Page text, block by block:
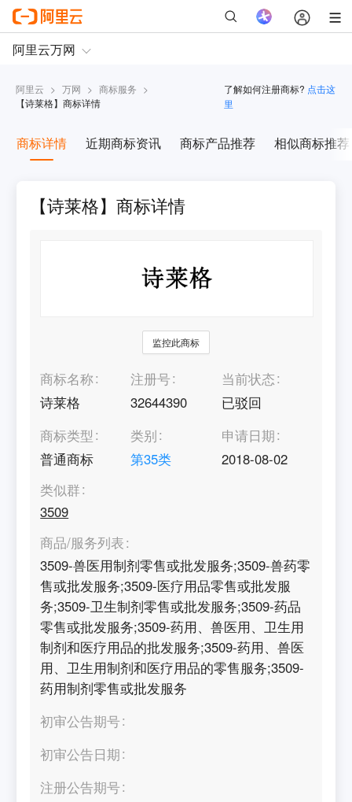
阿里云 > 万网 > 商标服务 >
【诗莱格】商标详情
了解如何注册商标? 点击这
里
商标详情 近期商标资讯 商标产品推荐 相似商标推荐
【诗莱格】商标详情
监控此商标
商标名称
诗莱格
注册号
32644390
当前状态
已驳回
商标类型
普通商标
类别
第35类
申请日期
2018-08-02
类似群
3509
商品/服务列表
3509-兽医用制剂零售或批发服务;3509-兽药零
售或批发服务;3509-医疗用品零售或批发服
务;3509-卫生制剂零售或批发服务;3509-药品
零售或批发服务;3509-药用、兽医用、卫生用
制剂和医疗用品的批发服务;3509-药用、兽医
用、卫生用制剂和医疗用品的零售服务;3509-
药用制剂零售或批发服务
初审公告期号
初审公告日期
注册公告期号